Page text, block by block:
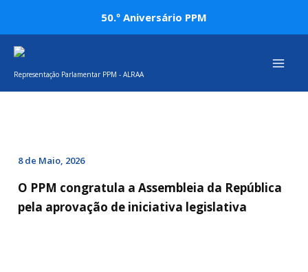
content
50.º Aniversário PPM
Representação Parlamentar PPM - ALRAA
8 de Maio, 2026
O PPM congratula a Assembleia da República
pela aprovação de iniciativa legislativa